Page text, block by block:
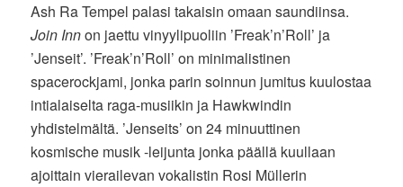
Ash Ra Tempel palasi takaisin omaan saundiinsa.
Join Innon jaettu vinyylipuoliin ’Freak’n’Roll’ ja
’Jenseit’. ’Freak’n’Roll’ on minimalistinen
spacerockjami, jonka parin soinnun jumitus kuulostaa
intialaiselta raga-musiikin ja Hawkwindin
yhdistelmältä. ’Jenseits’ on 24 minuuttinen
kosmische musik -leijunta jonka päällä kuullaan
ajoittain vierailevan vokalistin Rosi Müllerin